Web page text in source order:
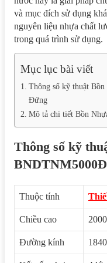
và mục đích sử dụng
nguyên liệu nhựa chất
trong quá trình sử dụng.
Mục lục bài viết
Thông số kỹ thuật
Đứng
Mô tả chi tiết Bồn
Thông số kỹ
Thuộc tính
Chiều cao
Đường kính